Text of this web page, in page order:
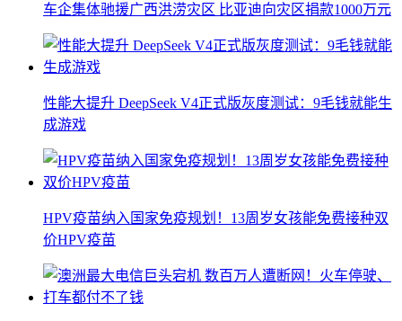
车企集体驰援广西洪涝灾区 比亚迪向灾区捐款1000万元
性能大提升 DeepSeek V4正式版灰度测试：9毛钱就能生
成游戏
HPV疫苗纳入国家免疫规划！13周岁女孩能免费接种双
价HPV疫苗